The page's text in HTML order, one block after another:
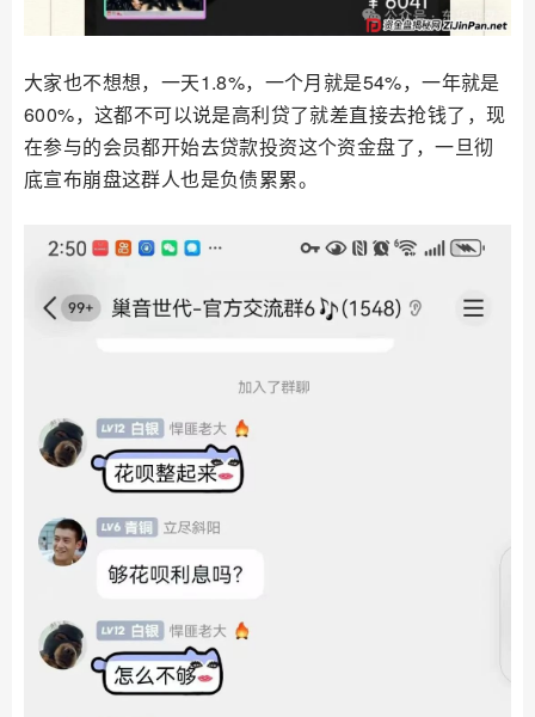
大家也不想想，一天1.8%，一个月就是54%，一年就是
600%，这都不可以说是高利贷了就差直接去抢钱了，现
在参与的会员都开始去贷款投资这个资金盘了，一旦彻
底宣布崩盘这群人也是负债累累。